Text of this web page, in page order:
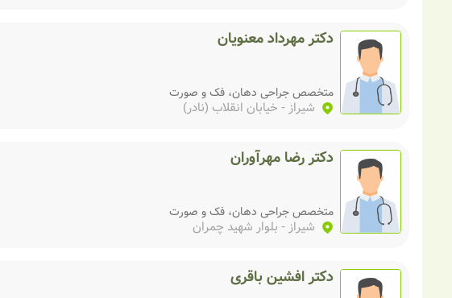
دکتر مهرداد معنویان
متخصص جراحی دهان، فک و صورت
شیراز- خیابان انقلاب (نادر)
دکتر رضا مهرآوران
متخصص جراحی دهان، فک و صورت
شیراز- بلوار شهید چمران
دکتر افشین باقری